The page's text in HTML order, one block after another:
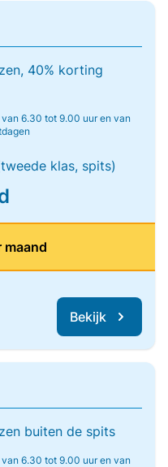
40% korting
6.30 tot 9.00 uur en van
klas, spits)
maand
Bekijk
buiten de spits
6.30 tot 9.00 uur en van